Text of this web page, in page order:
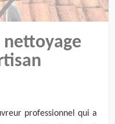
nettoyage
professionnel qui a